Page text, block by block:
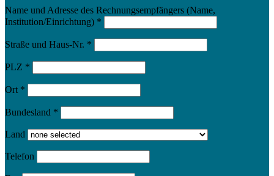
Name und Adresse des Rechnungsempfängers (Name,
Institution/Einrichtung) *
Straße und Haus-Nr. *
PLZ *
Ort *
Bundesland *
Land
Telefon